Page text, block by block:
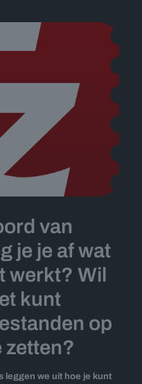
van
je je af wat
werkt? Wil
kunt
op
zetten?
leggen we uit hoe je kunt